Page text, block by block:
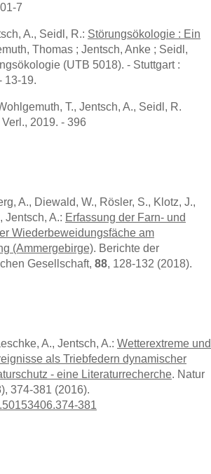
7
A., Seidl, R.: Störungsökologie : Ein
Thomas ; Jentsch, Anke ; Seidl,
(UTB 5018). - Stuttgart :
13-19.
T., Jentsch, A., Seidl, R.
2019. - 396
A., Diewald, W., Rösler, S., Klotz, J.,
Jentsch, A.: Erfassung der Farn- und
Wiederbeweidungsfäche am
(Ammergebirge). Berichte der
Gesellschaft, 88, 128-132 (2018).
A., Jentsch, A.: Wetterextreme und
als Triebfedern dynamischer
- eine Literaturrecherche. Natur
374-381 (2016).
381